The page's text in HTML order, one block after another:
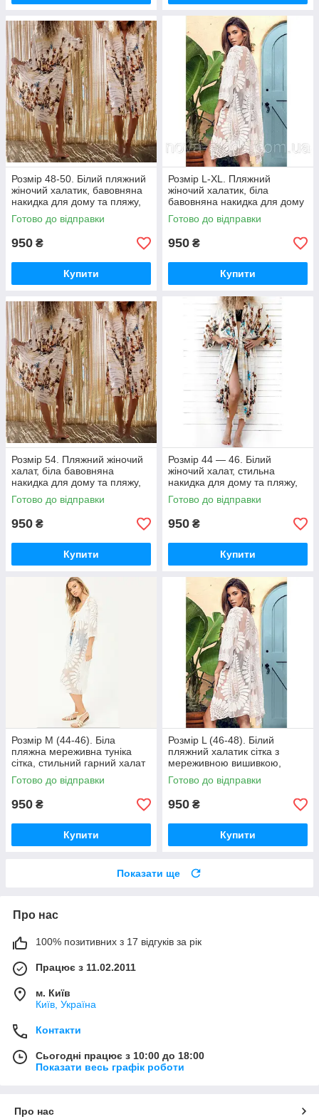
Розмір 48-50. Білий пляжний
жіночий халатик, бавовняна
накидка для дому та пляжу,
пляжна туніка
Готово до відправки
950 ₴
Купити
Розмір L-XL. Пляжний
жіночий халатик, біла
бавовняна накидка для дому
та пляжу, пляжна туніка
Готово до відправки
950 ₴
Купити
Розмір 54. Пляжний жіночий
халат, біла бавовняна
накидка для дому та пляжу,
пляжна туніка
Готово до відправки
950 ₴
Купити
Розмір 44 — 46. Білий
жіночий халат, стильна
накидка для дому та пляжу,
пляжна туніка
Готово до відправки
950 ₴
Купити
Розмір M (44-46). Біла
пляжна мереживна туніка
сітка, стильний гарний халат
для пляжу та відпочинку
Готово до відправки
950 ₴
Купити
Розмір L (46-48). Білий
пляжний халатик сітка з
мереживною вишивкою,
стильна накидка для пляжу
та відпочинку
Готово до відправки
950 ₴
Купити
Показати ще
Про нас
100% позитивних з 17 відгуків за рік
Працює з 11.02.2011
м. Київ
Київ, Україна
Контакти
Сьогодні працює з 10:00 до 18:00
Показати весь графік роботи
Про нас